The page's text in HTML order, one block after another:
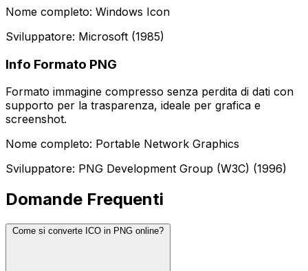
Nome completo: Windows Icon
Sviluppatore: Microsoft (1985)
Info Formato PNG
Formato immagine compresso senza perdita di dati con
supporto per la trasparenza, ideale per grafica e
screenshot.
Nome completo: Portable Network Graphics
Sviluppatore: PNG Development Group (W3C) (1996)
Domande Frequenti
Come si converte ICO in PNG online?